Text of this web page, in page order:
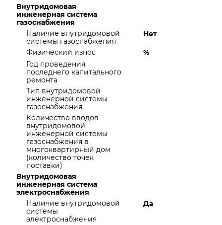
Внутридомовая
инженерная система
газоснабжения
Наличие внутридомовой
системы газоснабжения
Нет
Физический износ
%
Год проведения
последнего капитального
ремонта
Тип внутридомовой
инженерной системы
газоснабжения
Количество вводов
внутридомовой
инженерной системы
газоснабжения в
многоквартирный дом
(количество точек
поставки)
Внутридомовая
инженерная система
электроснабжения
Наличие внутридомовой
системы
электроснабжения
Да